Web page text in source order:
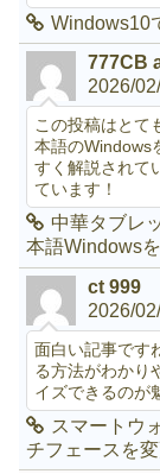
Windows10
777CB
2026/
この投稿はとて
本語のWindows
すく解説されて
ています！
中華タブレ
本語Windows
ct 999
2026/
面白い記事です
る方法がわかり
イズできるのが
スマートウ
チフェースを